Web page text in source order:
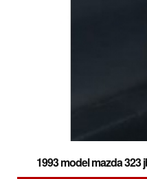
1993 model mazda 323